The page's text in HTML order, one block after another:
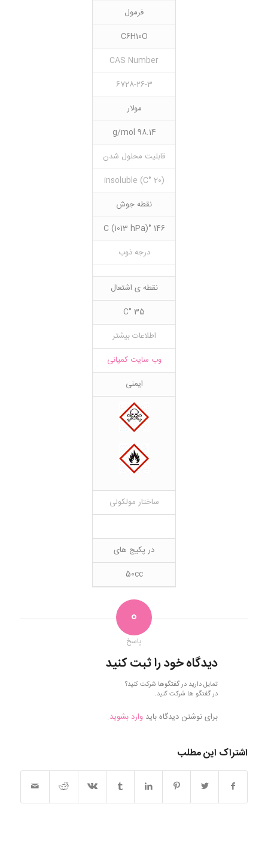
فرمول
C6H10O
CAS Number
6728-26-3
مولار
98.14 g/mol
قابلیت محلول شدن
(20 °C) insoluble
نقطه جوش
146 °C (1013 hPa)
درجه ذوب
نقطه ی اشتعال
35 °C
اطلاعات بیشتر
وب سایت کمپانی
ایمنی
ساختار مولکولی
در پکیج های
50cc
0
پاسخ
دیدگاه خود را ثبت کنید
تمایل دارید در گفتگوها شرکت کنید؟
در گفتگو ها شرکت کنید.
برای نوشتن دیدگاه باید وارد بشوید.
اشتراک این مطلب